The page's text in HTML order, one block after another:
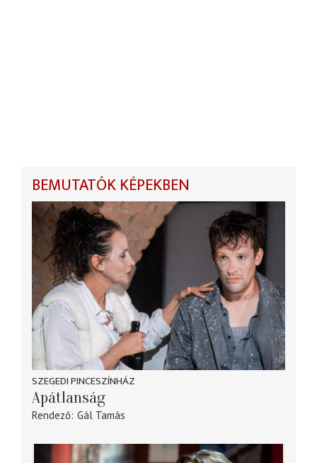
BEMUTATÓK KÉPEKBEN
SZEGEDI PINCESZÍNHÁZ
Apátlanság
Rendező Gál Tamás